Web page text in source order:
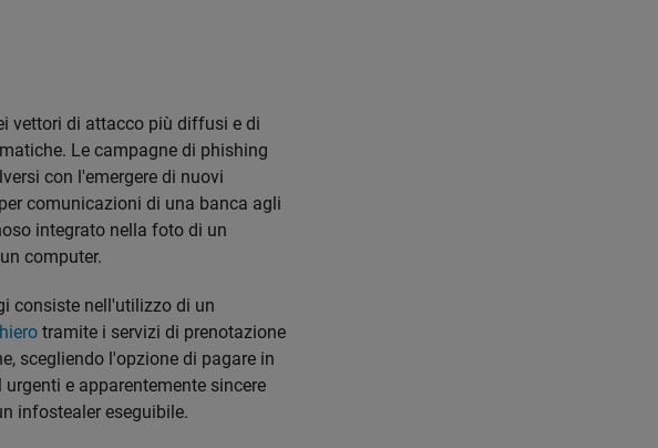
vettori di attacco più diffusi e di
Le campagne di phishing
con l'emergere di nuovi
comunicazioni di una banca agli
integrato nella foto di un
computer.
consiste nell'utilizzo di un
tramite i servizi di prenotazione
scegliendo l'opzione di pagare in
e apparentemente sincere
infostealer eseguibile.